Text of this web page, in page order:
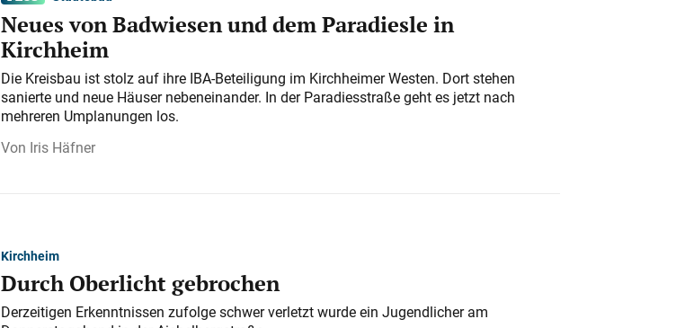
Neues von Badwiesen und dem Paradiesle in
Kirchheim
Die Kreisbau ist stolz auf ihre IBA-Beteiligung im Kirchheimer Westen. Dort stehen
sanierte und neue Häuser nebeneinander. In der Paradiesstraße geht es jetzt nach
mehreren Umplanungen los.
Iris Häfner
Kirchheim
Durch Oberlicht gebrochen
Derzeitigen Erkenntnissen zufolge schwer verletzt wurde ein Jugendlicher am